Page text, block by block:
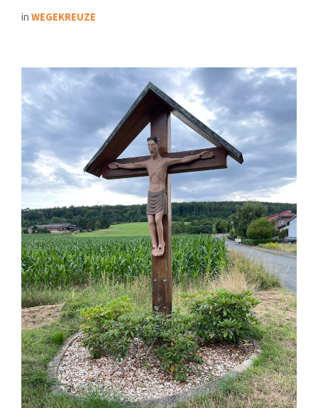
in WEGEKREUZE